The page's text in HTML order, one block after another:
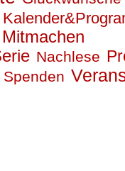
Mitmachen
Nachlese
Spenden